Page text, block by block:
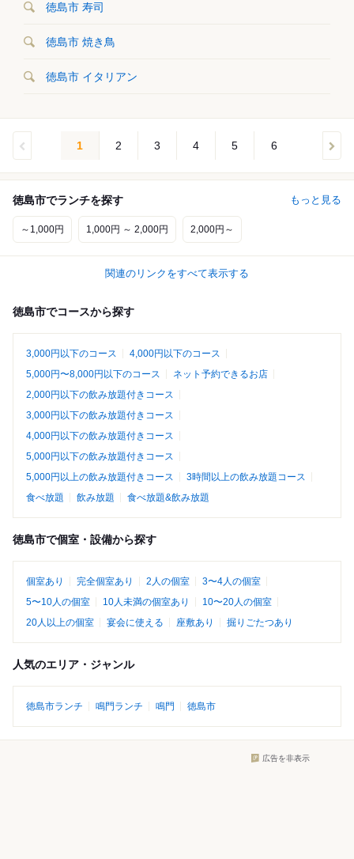
徳島市 寿司
徳島市 焼き鳥
徳島市 イタリアン
1 2 3 4 5 6
徳島市でランチを探す もっと見る
～1,000円 1,000円 ～ 2,000円 2,000円～
関連のリンクをすべて表示する
徳島市でコースから探す
3,000円以下のコース
4,000円以下のコース
5,000円〜8,000円以下のコース
ネット予約できるお店
2,000円以下の飲み放題付きコース
3,000円以下の飲み放題付きコース
4,000円以下の飲み放題付きコース
5,000円以下の飲み放題付きコース
5,000円以上の飲み放題付きコース
3時間以上の飲み放題コース
食べ放題
飲み放題 食べ放題&飲み放題
徳島市で個室・設備から探す
個室あり 完全個室あり 2人の個室
3〜4人の個室
5〜10人の個室
10人未満の個室あり
10〜20人の個室
20人以上の個室
宴会に使える 座敷あり 掘りごたつあり
人気のエリア・ジャンル
徳島市ランチ 鳴門ランチ 鳴門 徳島市
広告を非表示